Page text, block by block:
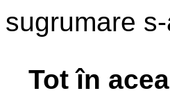
sugrumare s-
Tot în